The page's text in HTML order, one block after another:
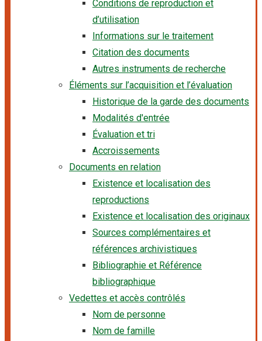
Conditions de reproduction et
d’utilisation
Informations sur le traitement
Citation des documents
Autres instruments de recherche
Éléments sur l’acquisition et l’évaluation
Historique de la garde des documents
Modalités d'entrée
Évaluation et tri
Accroissements
Documents en relation
Existence et localisation des
reproductions
Existence et localisation des originaux
Sources complémentaires et
références archivistiques
Bibliographie et Référence
bibliographique
Vedettes et accès contrôlés
Nom de personne
Nom de famille